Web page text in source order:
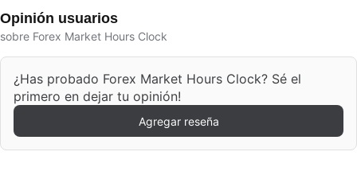
Opinión usuarios
sobre Forex Market Hours Clock
¿Has probado Forex Market Hours Clock? Sé el
primero en dejar tu opinión!
Agregar reseña